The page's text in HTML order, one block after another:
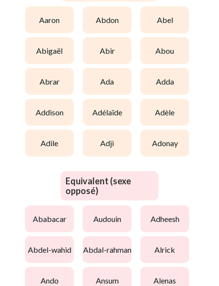
aaron abdon abel
abigaël abir abou
abrar ada adda
addison adélaïde adèle
adile adji adonay
Equivalent (sexe
opposé)
ababacar audouin adheesh
abdel-wahid abdal-rahman alrick
ando ansum alenas